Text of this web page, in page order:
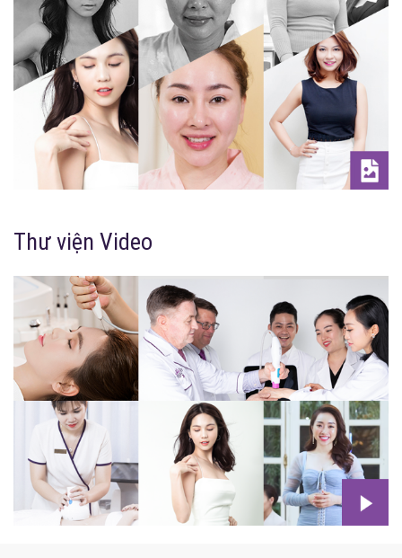
Thư viện Video